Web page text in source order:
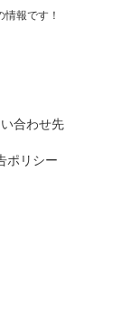
報です！
合わせ先
ポリシー